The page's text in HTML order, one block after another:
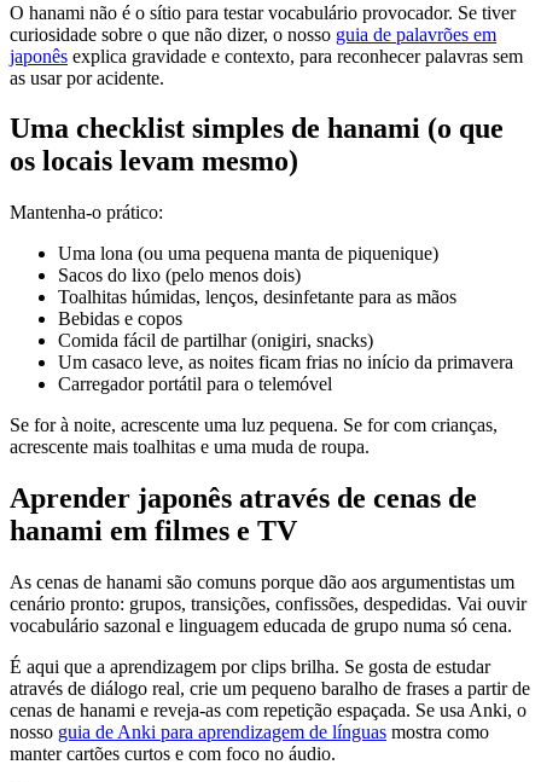
O hanami não é o sítio para testar vocabulário provocador. Se tiver
curiosidade sobre o que não dizer, o nosso guia de palavrões em
japonês explica gravidade e contexto, para reconhecer palavras sem
as usar por acidente.
Uma checklist simples de hanami (o que
os locais levam mesmo)
Mantenha-o prático:
Uma lona (ou uma pequena manta de piquenique)
Sacos do lixo (pelo menos dois)
Toalhitas húmidas, lenços, desinfetante para as mãos
Bebidas e copos
Comida fácil de partilhar (onigiri, snacks)
Um casaco leve, as noites ficam frias no início da primavera
Carregador portátil para o telemóvel
Se for à noite, acrescente uma luz pequena. Se for com crianças,
acrescente mais toalhitas e uma muda de roupa.
Aprender japonês através de cenas de
hanami em filmes e TV
As cenas de hanami são comuns porque dão aos argumentistas um
cenário pronto: grupos, transições, confissões, despedidas. Vai ouvir
vocabulário sazonal e linguagem educada de grupo numa só cena.
É aqui que a aprendizagem por clips brilha. Se gosta de estudar
através de diálogo real, crie um pequeno baralho de frases a partir de
cenas de hanami e reveja-as com repetição espaçada. Se usa Anki, o
nosso guia de Anki para aprendizagem de línguas mostra como
manter cartões curtos e com foco no áudio.